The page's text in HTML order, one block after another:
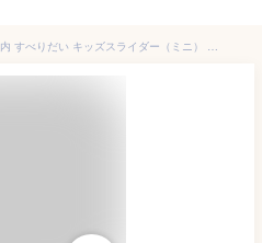
すべり台 折りたたみ 滑り台 室内 すべりだい キッズスライダー（ミニ） 90228すべり台 滑り台 すべりだい スライダー 室内遊具 室内 遊具 室外 屋外 コンパクト 収納 子供用 キッズ おもちゃ プレゼント【D】[2209S] 新生活 一人暮らし【あす楽】